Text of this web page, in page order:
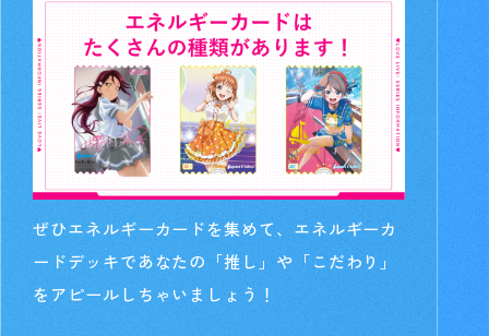
ぜひエネルギーカードを集めて、エネルギーカ
ードデッキであなたの「推し」や「こだわり」
をアピールしちゃいましょう！